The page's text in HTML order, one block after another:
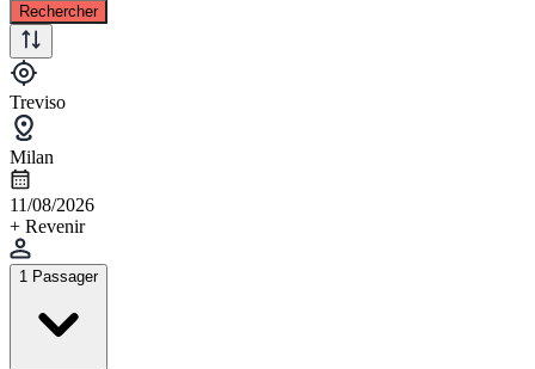
Rechercher
Treviso
Milan
11/08/2026
+ Revenir
1 Passager